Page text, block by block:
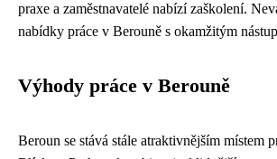
praxe a zaměstnavatelé nabízí zaškolení.
nabídky práce v Berouně s okamžitým
Výhody práce v Berouně
Beroun se stává stále atraktivnějším místem